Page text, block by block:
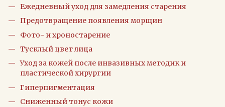
Ежедневный уход для замедления старения
Предотвращение появления морщин
Фото- и хроностарение
Тусклый цвет лица
Уход за кожей после инвазивных методик и
пластической хирургии
Гиперпигментация
Сниженный тонус кожи